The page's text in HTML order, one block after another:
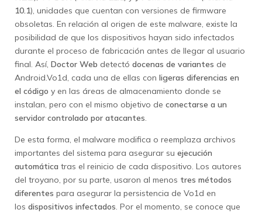
10.1), unidades que cuentan con versiones de firmware
obsoletas. En relación al origen de este malware, existe la
posibilidad de que los dispositivos hayan sido infectados
durante el proceso de fabricación antes de llegar al usuario
final. Así, Doctor Web detectó docenas de variantes de
Android.Vo1d, cada una de ellas con ligeras diferencias en
el código y en las áreas de almacenamiento donde se
instalan, pero con el mismo objetivo de conectarse a un
servidor controlado por atacantes.
De esta forma, el malware modifica o reemplaza archivos
importantes del sistema para asegurar su ejecución
automática tras el reinicio de cada dispositivo. Los autores
del troyano, por su parte, usaron al menos tres métodos
diferentes para asegurar la persistencia de Vo1d en
los dispositivos infectados. Por el momento, se conoce que